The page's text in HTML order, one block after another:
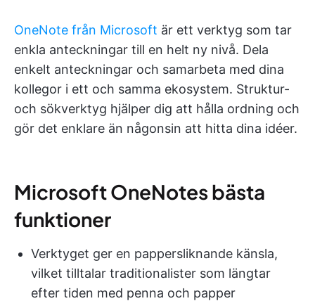
OneNote från Microsoft är ett verktyg som tar
enkla anteckningar till en helt ny nivå. Dela
enkelt anteckningar och samarbeta med dina
kollegor i ett och samma ekosystem. Struktur-
och sökverktyg hjälper dig att hålla ordning och
gör det enklare än någonsin att hitta dina idéer.
Microsoft OneNotes bästa
funktioner
Verktyget ger en pappersliknande känsla,
vilket tilltalar traditionalister som längtar
efter tiden med penna och papper